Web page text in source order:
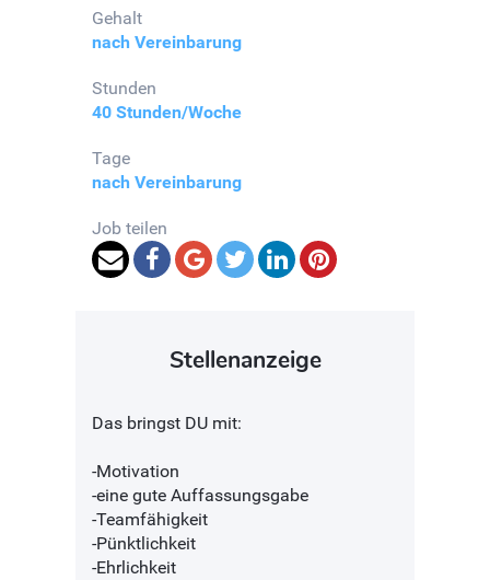
Gehalt
nach Vereinbarung
Stunden
40 Stunden/Woche
Tage
nach Vereinbarung
Job teilen
Stellenanzeige
Das bringst DU mit:
-Motivation
-eine gute Auffassungsgabe
-Teamfähigkeit
-Pünktlichkeit
-Ehrlichkeit